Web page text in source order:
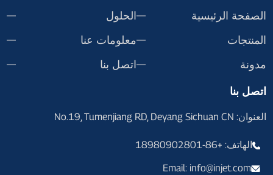
الصفحة الرئيسية
الحلول
المنتجات
معلومات عنا
مدونة
اتصل بنا
اتصل بنا
العنوان: No.19, Tumenjiang RD, Deyang Sichuan CN
الهاتف: +86-18980902801
Email: info@injet.com